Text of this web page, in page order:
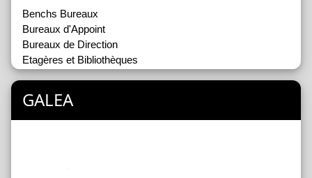
Benchs Bureaux
Bureaux d'Appoint
Bureaux de Direction
Etagères et Bibliothèques
GALEA